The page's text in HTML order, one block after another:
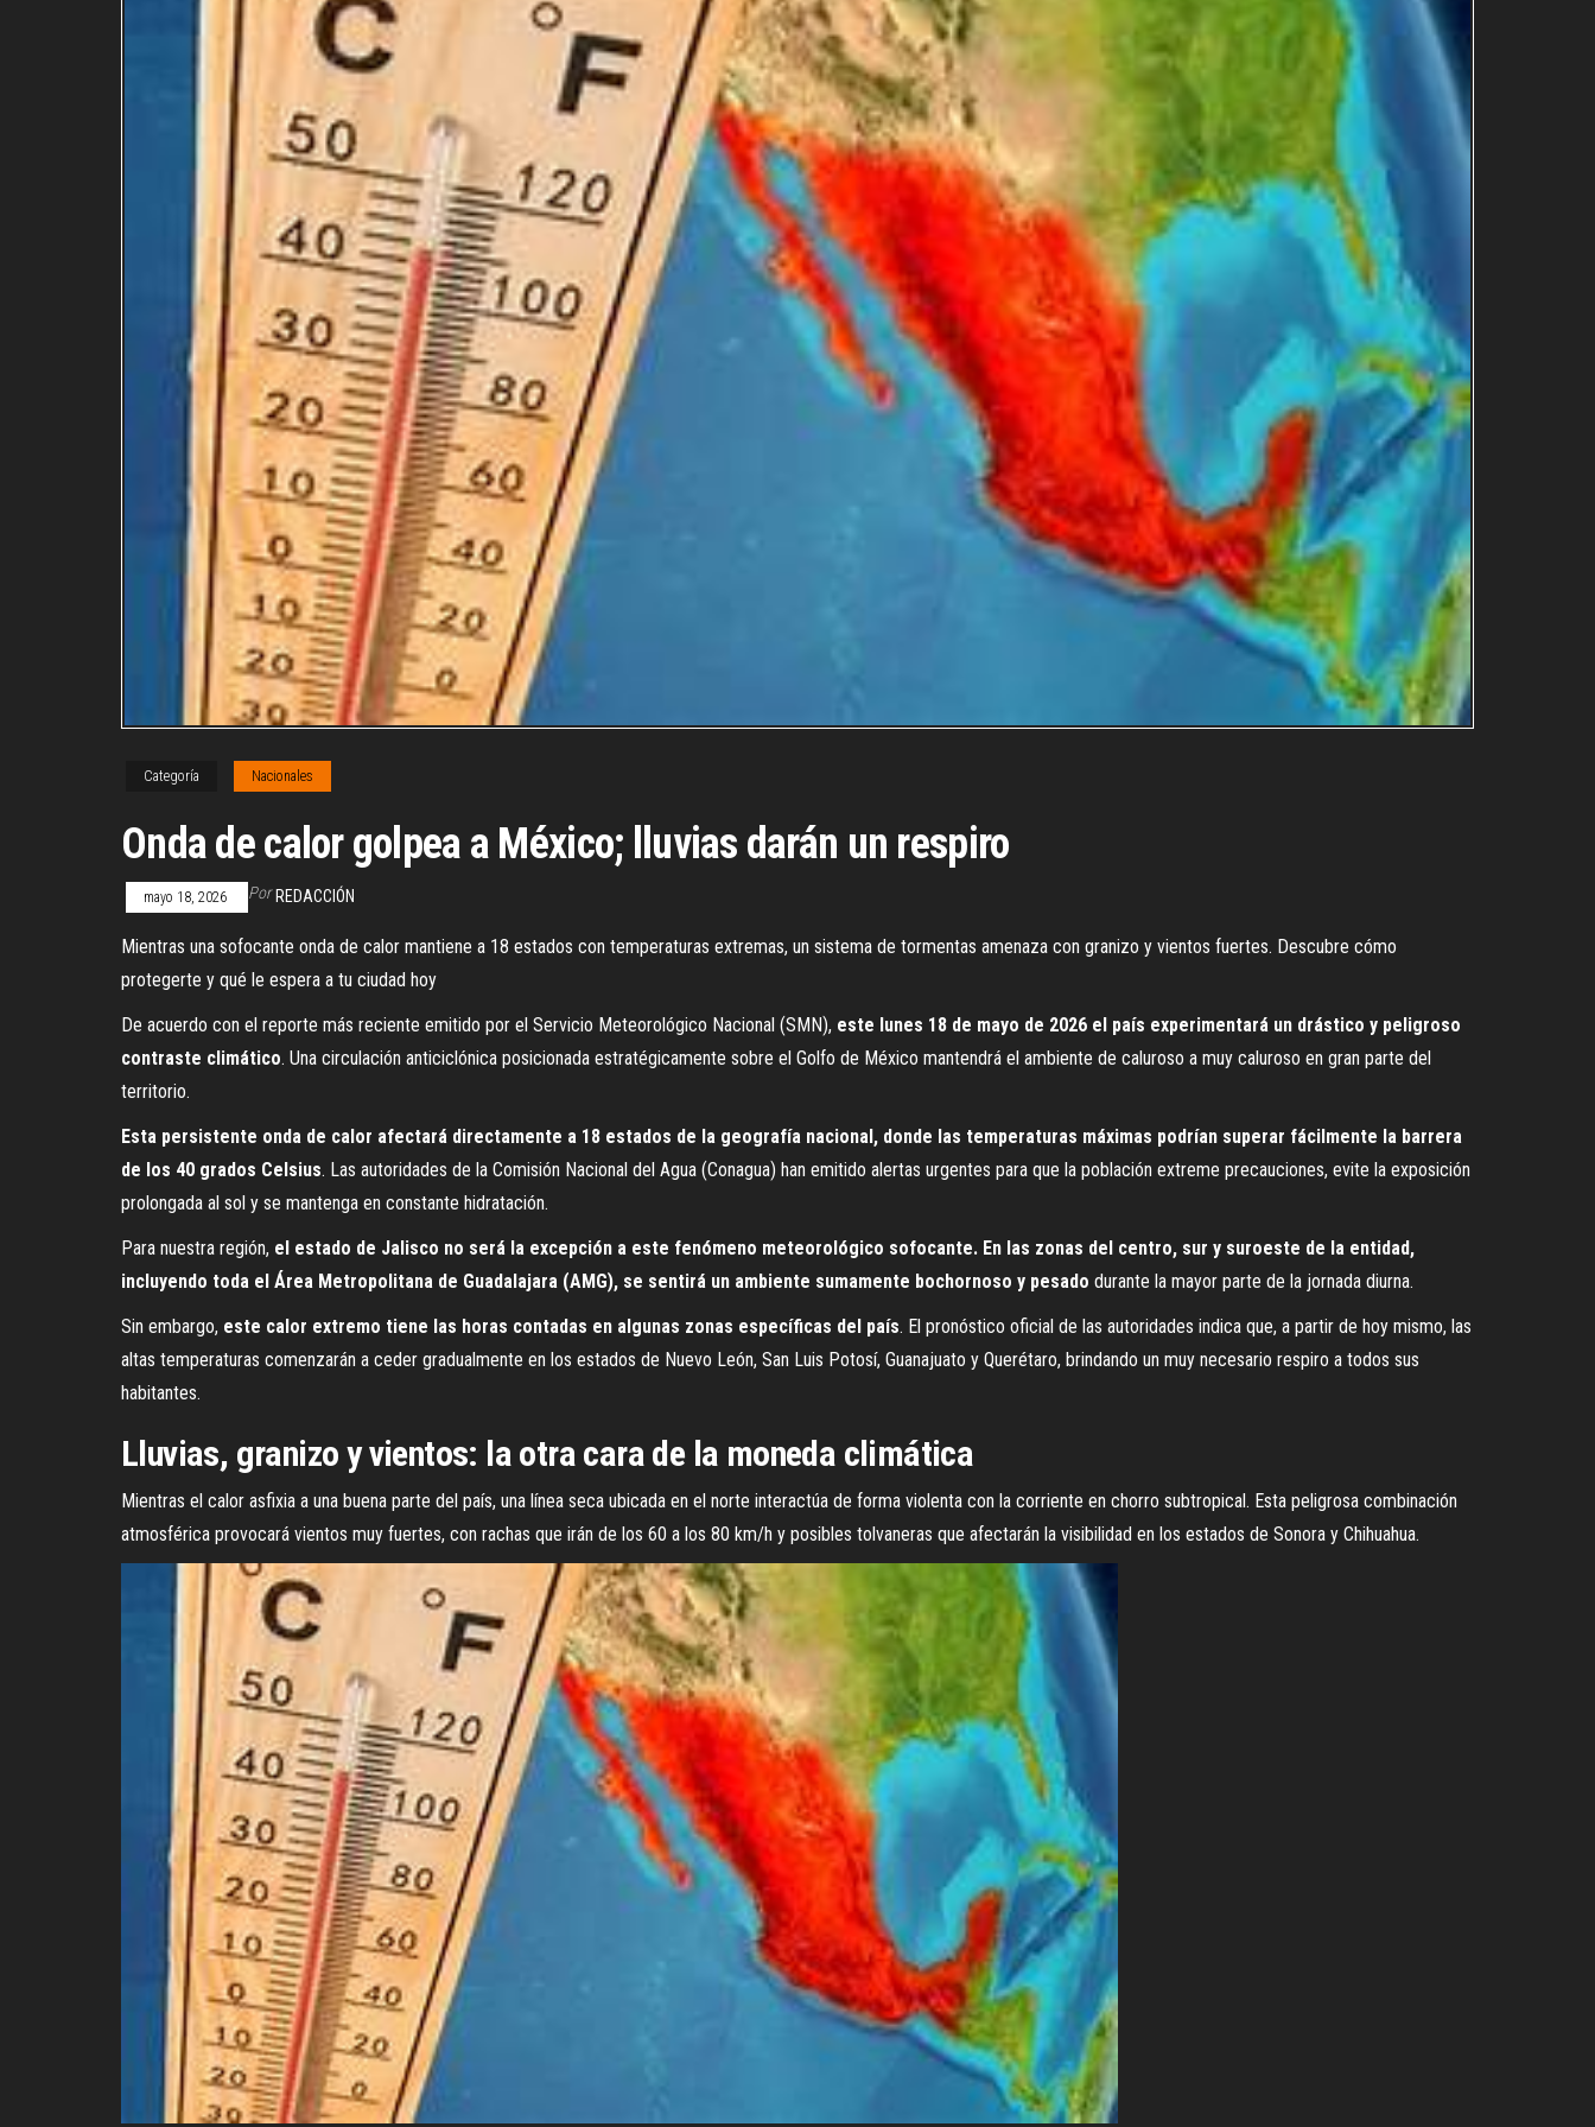
Categoría Nacionales
Onda de calor golpea a México; lluvias darán un respiro
mayo 18, 2026 Por REDACCIÓN
Mientras una sofocante onda de calor mantiene a 18 estados con temperaturas extremas, un sistema de tormentas amenaza con granizo y vientos fuertes. Descubre cómo
protegerte y qué le espera a tu ciudad hoy
De acuerdo con el reporte más reciente emitido por el Servicio Meteorológico Nacional (SMN), este lunes 18 de mayo de 2026 el país experimentará un drástico y peligroso
contraste climático. Una circulación anticiclónica posicionada estratégicamente sobre el Golfo de México mantendrá el ambiente de caluroso a muy caluroso en gran parte del
territorio.
Esta persistente onda de calor afectará directamente a 18 estados de la geografía nacional, donde las temperaturas máximas podrían superar fácilmente la barrera
de los 40 grados Celsius. Las autoridades de la Comisión Nacional del Agua (Conagua) han emitido alertas urgentes para que la población extreme precauciones, evite la exposición
prolongada al sol y se mantenga en constante hidratación.
Para nuestra región, el estado de Jalisco no será la excepción a este fenómeno meteorológico sofocante. En las zonas del centro, sur y suroeste de la entidad,
incluyendo toda el Área Metropolitana de Guadalajara (AMG), se sentirá un ambiente sumamente bochornoso y pesado durante la mayor parte de la jornada diurna.
Sin embargo, este calor extremo tiene las horas contadas en algunas zonas específicas del país. El pronóstico oficial de las autoridades indica que, a partir de hoy mismo, las
altas temperaturas comenzarán a ceder gradualmente en los estados de Nuevo León, San Luis Potosí, Guanajuato y Querétaro, brindando un muy necesario respiro a todos sus
habitantes.
Lluvias, granizo y vientos: la otra cara de la moneda climática
Mientras el calor asfixia a una buena parte del país, una línea seca ubicada en el norte interactúa de forma violenta con la corriente en chorro subtropical. Esta peligrosa combinación
atmosférica provocará vientos muy fuertes, con rachas que irán de los 60 a los 80 km/h y posibles tolvaneras que afectarán la visibilidad en los estados de Sonora y Chihuahua.